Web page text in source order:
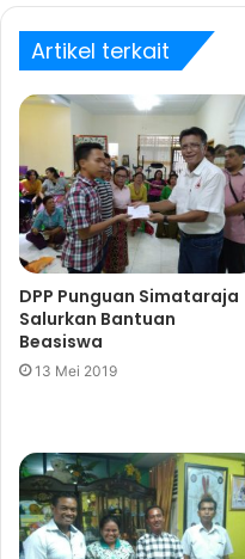
Artikel terkait
DPP Punguan Simataraja
Salurkan Bantuan
Beasiswa
13 Mei 2019